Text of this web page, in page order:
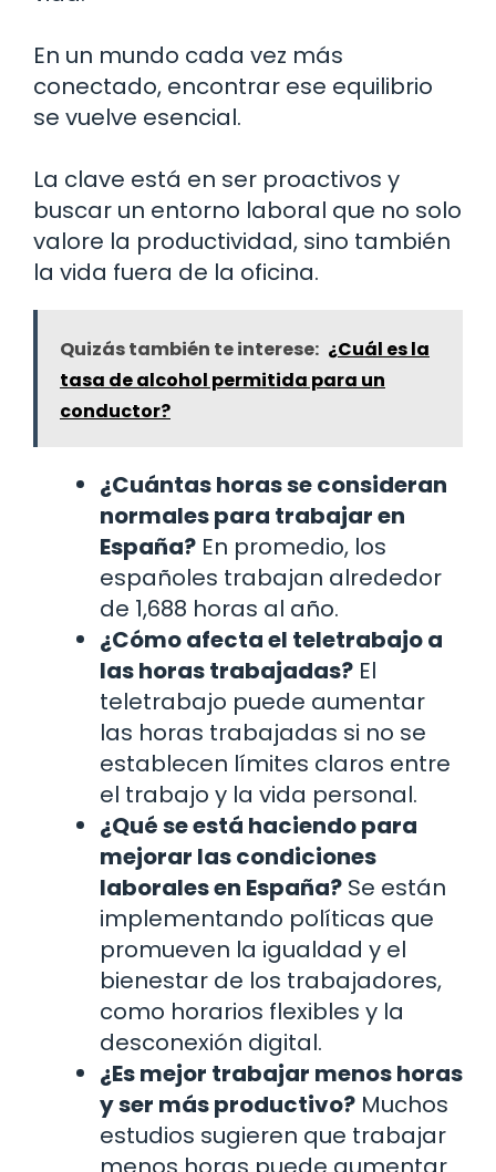
En un mundo cada vez más
conectado, encontrar ese equilibrio
se vuelve esencial.
La clave está en ser proactivos y
buscar un entorno laboral que no solo
valore la productividad, sino también
la vida fuera de la oficina.
Quizás también te interese: ¿Cuál es la
tasa de alcohol permitida para un
conductor?
¿Cuántas horas se consideran
normales para trabajar en
España? En promedio, los
españoles trabajan alrededor
de 1,688 horas al año.
¿Cómo afecta el teletrabajo a
las horas trabajadas? El
teletrabajo puede aumentar
las horas trabajadas si no se
establecen límites claros entre
el trabajo y la vida personal.
¿Qué se está haciendo para
mejorar las condiciones
laborales en España? Se están
implementando políticas que
promueven la igualdad y el
bienestar de los trabajadores,
como horarios flexibles y la
desconexión digital.
¿Es mejor trabajar menos horas
y ser más productivo? Muchos
estudios sugieren que trabajar